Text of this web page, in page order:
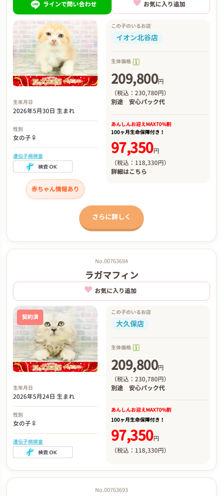
ラインで問い合わせ お気に入り追加
生年月日
2026年5月30日 生まれ
性別
女の子♀
遺伝子病検査
赤ちゃん情報あり
この子のいるお店
イオン北谷店
生体価格
209,800円
（税込：230,780円）
別途 安心パック代
あんしんお迎えMAX70%割
100ヶ月生命保障付き！
97,350円
（税込：118,330円）
詳細はこちら
さらに詳しく
No.00763694
ラガマフィン
お気に入り追加
契約済
生年月日
2026年5月24日 生まれ
性別
女の子♀
遺伝子病検査
この子のいるお店
大久保店
生体価格
209,800円
（税込：230,780円）
別途 安心パック代
あんしんお迎えMAX70%割
100ヶ月生命保障付き！
97,350円
（税込：118,330円）
No.00763693